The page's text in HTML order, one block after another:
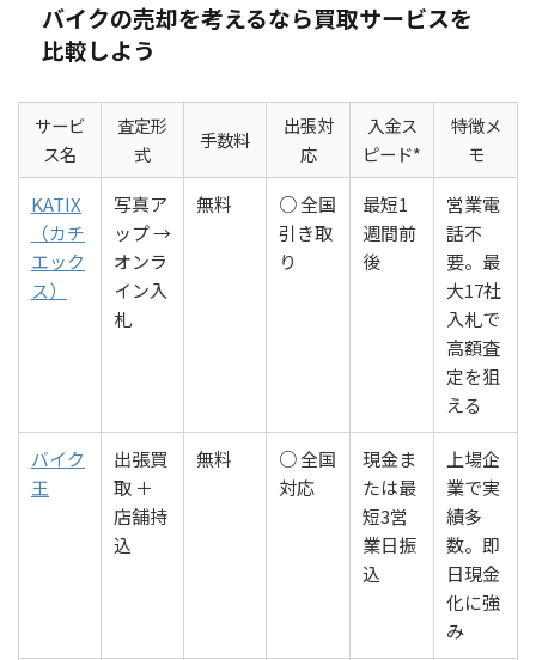
バイクの売却を考えるなら買取サービスを
比較しよう
サービ
ス名
査定形
式
手数料
出張対
応
入金ス
ピード*
特徴メ
モ
KATIX
（カチ
エック
ス）
写真ア
ップ →
オンラ
イン入
札
無料
○ 全国
引き取
り
最短1
週間前
後
営業電
話不
要。最
大17社
入札で
高額査
定を狙
える
バイク
王
出張買
取 ＋
店舗持
込
無料
○ 全国
対応
現金ま
たは最
短3営
業日振
込
上場企
業で実
績多
数。即
日現金
化に強
み